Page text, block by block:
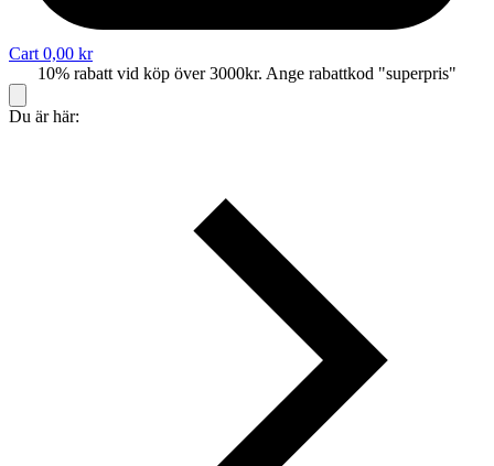
Cart 0,00 kr
10% rabatt vid köp över 3000kr. Ange rabattkod "superpris"
Du är här: